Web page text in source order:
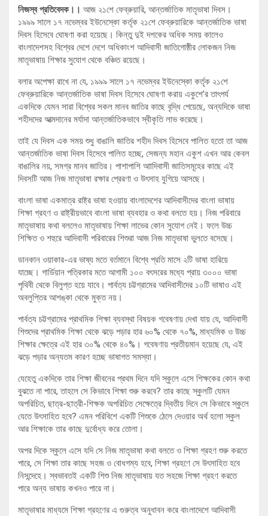
নিজস্ব প্রতিবেদক।। আজ ২১শে ফেব্রুয়ারি, আন্তর্জাতিক মাতৃভাষা দিবস।
১৯৯৯ সালে ১৭ নভেম্বর ইউনেস্কো কর্তৃক ২১শে ফেব্রুয়ারিকে আন্তর্জাতিক ভাষা
দিবস হিসেবে ঘোষণা করা হয়েছে। কিন্তু দুই দশকের অধিক সময় কালেও
বাংলাদেশসহ বিশ্বের দেশে দেশে অধিকাংশ আদিবাসী জাতিগোষ্ঠীর লোকজন নিজ
মাতৃভাষায় শিক্ষার সুযোগ থেকে বঞ্চিত রয়েছে।
বলার অপেক্ষা রাখে না যে, ১৯৯৯ সালে ১৭ নভেম্বর ইউনেস্কো কর্তৃক ২১শে
ফেব্রুয়ারিকে আন্তর্জাতিক ভাষা দিবস হিসেবে ঘোষণা করায় একুশে’র তাৎপর্য
একদিকে যেমন সারা বিশ্বের সকল মানব জাতির কাছে বৃদ্ধি পেয়েছে, অন্যদিকে ভাষা
শহীদদের আত্মদানের মর্যাদা আন্তর্জাতিকভাবে স্বীকৃতি লাভ করেছে।
তাই যে দিবস এক সময় শুধু বাঙালি জাতির শহীদ দিবস হিসেবে পালিত হতো তা আজ
আন্তর্জাতিক ভাষা দিবস হিসেবে পালিত হচ্ছে, সেজন্য মহান একুশ এখন আর কেবল
বাঙালির নয়, সমগ্র মানব জাতির। পাশাপাশি আাদিবাসী জাতিসমূহের কাছে এই
দিবসটি আজ নিজ মাতৃভাষা রক্ষার প্রেরণা ও উৎসাহ যুগিয়ে আসছে।
বাংলা ভাষা একমাত্র রাষ্ট্র ভাষা হওয়ায় বাংলাদেশের আদিবাসীদের বাংলা ভাষায়
শিক্ষা গ্রহণ ও রাষ্ট্রীয়ভাবে বাংলা ভাষা ব্যবহার ও কথা বলতে হয়। নিজ পরিবারে
মাতৃভাষায় কথা বললেও মাতৃভাষায় শিক্ষা লাভের কোন সুযোগ নেই। ফলে উচ্চ
শিক্ষিত ও শহুরে আদিবাসী পরিবারের শিশুরা আজ নিজ মাতৃভাষা ভুলতে বসেছে।
ডানকান ওয়াকার-এর ভাষ্য মতে বর্তমানে বিশ্বে প্রতি মাসে ২টি ভাষা হারিয়ে
যাচ্ছে। গার্ডিয়ান পত্রিকার মতে আগামী ১০০ বৎসরের মধ্যে প্রায় ৩০০০ ভাষা
পৃথিবী থেকে বিলুপ্ত হয়ে যাবে। পার্বত্য চট্টগ্রামের আদিবাসীদের ১০টি ভাষাও এই
অবলুপ্তির আশঙ্কা থেকে মুক্ত নয়।
পার্বত্য চট্টগ্রামের প্রাথমিক শিক্ষা ব্যবস্থা বিষয়ক গবেষণায় দেখা যায় যে, আদিবাসী
শিশুদের প্রাথমিক শিক্ষা থেকে ঝড়ে পড়ার হার ৬০% থেকে ৭০%, মাধ্যমিক ও উচ্চ
শিক্ষার ক্ষেত্রে এই হার ৩০% থেকে ৪০%। গবেষণায় প্রতীয়মান হয়েছে যে, এই
ঝড়ে পড়ার অন্যতম কারণ হচ্ছে ভাষাগত সমস্যা।
যেহেতু একদিকে তার শিক্ষা জীবনের প্রথম দিনে যদি স্কুলে এসে শিক্ষকের কোন কথা
বুঝতে না পারে, তাহলে সে কিভাবে শিক্ষা শুরু করবে? তার কাছে স্কুলটি যেমন
অপরিচিত, ছাত্র-ছাত্রী-শিক্ষক অপরিচিত সেক্ষেত্রে দ্বিতীয় দিনে সে কিভাবে স্কুলে
যেতে উৎসাহিত হবে? এমন পরিবিশে একটি শিশুকে ঠেলে দেওয়ার অর্থ হলো স্কুল
আর শিক্ষাকে তার কাছে দুর্বোধ্য করে তোলা।
অপর দিকে স্কুলে এসে যদি সে নিজ মাতৃভাষা কথা বলতে ও শিক্ষা গ্রহণ শুরু করতে
পারে, সে শিক্ষা তার কাছে সহজ ও বোধগম্য হবে, শিক্ষা গ্রহণে সে উৎসাহিত হবে
নিসন্দেহে। স্বভাবতই একটি শিশু নিজ মাতৃভাষায় যত সহজে শিক্ষা গ্রহণ করতে
পারে অন্য ভাষায় কখনও পারে না।
মাতৃভাষার মাধ্যমে শিক্ষা গ্রহণের এ গুরুত্ব অনুধাবন করে বাংলাদেশে আদিবাসী